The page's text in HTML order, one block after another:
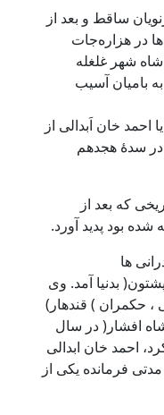
ساقط و بعد از
در هزاره‌جات
شهر غلغله
بامیان آسیب
احمد خان اَبدالی از
در سدهٔ هجدهم
که بعد از
بود پدید آورد.
ها
بدنیا آمد. وی
حکمران ) قندهار)
افشار( در سال
احمد خان ابدالی
فرمانده یکی از